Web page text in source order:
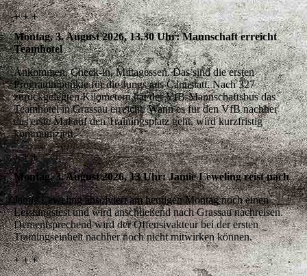
+ + +
Montag, 3. August 2026, 13.30 Uhr: Mannschaft erreicht
Teamhotel
Ankommen, Check-in, Mittagessen. Das sind die ersten
Programmpunkte für die Jungs aus Cannstatt. Nach 327
zurückgelegten Kilometern hat der VfB-Mannschaftsbus das
Teamhotel in Grassau erreicht. Wann es für den VfB nachher
das erste Mal auf den Trainingsplatz geht, wird kurzfristig
kommuniziert.
+ + +
Montag, 3. August 2026, 13 Uhr: Jamie Leweling reist nach
Jamie Leweling absolviert am heutigen Montag noch einen
Leistungstest und wird anschließend nach Grassau nachreisen.
Dementsprechend wird der Offensivakteur bei der ersten
Trainingseinheit nachher noch nicht mitwirken können.
+ + +